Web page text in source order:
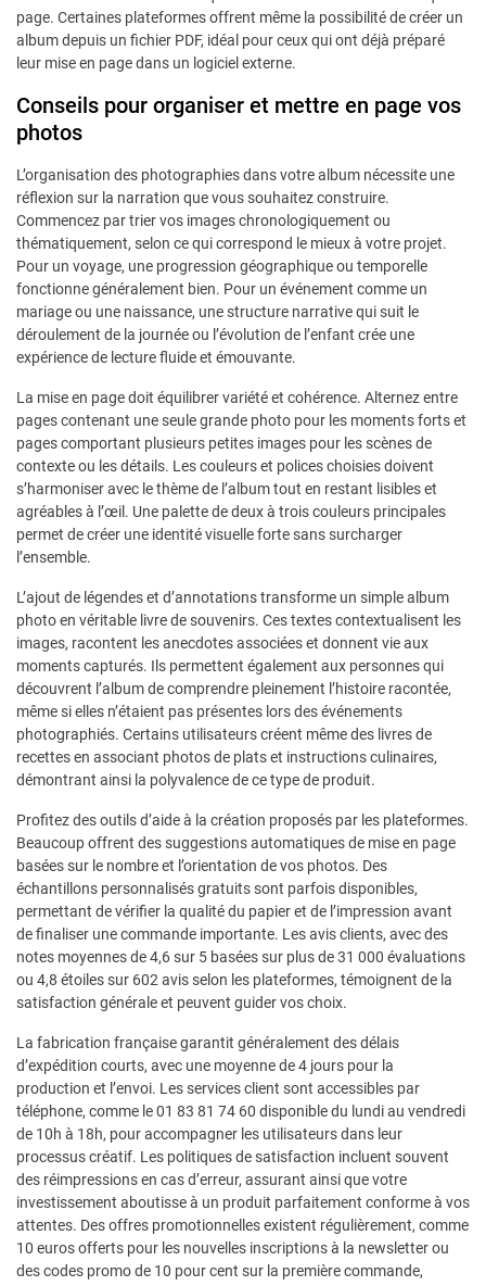
page. Certaines plateformes offrent même la possibilité de créer un
album depuis un fichier PDF, idéal pour ceux qui ont déjà préparé
leur mise en page dans un logiciel externe.
Conseils pour organiser et mettre en page vos
photos
L’organisation des photographies dans votre album nécessite une
réflexion sur la narration que vous souhaitez construire.
Commencez par trier vos images chronologiquement ou
thématiquement, selon ce qui correspond le mieux à votre projet.
Pour un voyage, une progression géographique ou temporelle
fonctionne généralement bien. Pour un événement comme un
mariage ou une naissance, une structure narrative qui suit le
déroulement de la journée ou l’évolution de l’enfant crée une
expérience de lecture fluide et émouvante.
La mise en page doit équilibrer variété et cohérence. Alternez entre
pages contenant une seule grande photo pour les moments forts et
pages comportant plusieurs petites images pour les scènes de
contexte ou les détails. Les couleurs et polices choisies doivent
s’harmoniser avec le thème de l’album tout en restant lisibles et
agréables à l’œil. Une palette de deux à trois couleurs principales
permet de créer une identité visuelle forte sans surcharger
l’ensemble.
L’ajout de légendes et d’annotations transforme un simple album
photo en véritable livre de souvenirs. Ces textes contextualisent les
images, racontent les anecdotes associées et donnent vie aux
moments capturés. Ils permettent également aux personnes qui
découvrent l’album de comprendre pleinement l’histoire racontée,
même si elles n’étaient pas présentes lors des événements
photographiés. Certains utilisateurs créent même des livres de
recettes en associant photos de plats et instructions culinaires,
démontrant ainsi la polyvalence de ce type de produit.
Profitez des outils d’aide à la création proposés par les plateformes.
Beaucoup offrent des suggestions automatiques de mise en page
basées sur le nombre et l’orientation de vos photos. Des
échantillons personnalisés gratuits sont parfois disponibles,
permettant de vérifier la qualité du papier et de l’impression avant
de finaliser une commande importante. Les avis clients, avec des
notes moyennes de 4,6 sur 5 basées sur plus de 31 000 évaluations
ou 4,8 étoiles sur 602 avis selon les plateformes, témoignent de la
satisfaction générale et peuvent guider vos choix.
La fabrication française garantit généralement des délais
d’expédition courts, avec une moyenne de 4 jours pour la
production et l’envoi. Les services client sont accessibles par
téléphone, comme le 01 83 81 74 60 disponible du lundi au vendredi
de 10h à 18h, pour accompagner les utilisateurs dans leur
processus créatif. Les politiques de satisfaction incluent souvent
des réimpressions en cas d’erreur, assurant ainsi que votre
investissement aboutisse à un produit parfaitement conforme à vos
attentes. Des offres promotionnelles existent régulièrement, comme
10 euros offerts pour les nouvelles inscriptions à la newsletter ou
des codes promo de 10 pour cent sur la première commande,